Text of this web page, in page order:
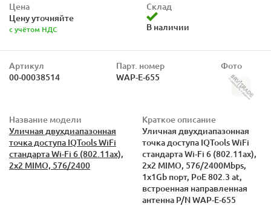
Цена
Цену уточняйте
с учётом НДС
Склад
В наличии
Артикул
00-00038514
Парт. номер
WAP-E-655
Фото
Название модели
Уличная двухдиапазонная
точка доступа IQTools WiFi
стандарта Wi-Fi 6 (802.11ax),
2x2 MIMO, 576/2400
Краткое описание
Уличная двухдиапазонная
точка доступа IQTools WiFi
стандарта Wi-Fi 6 (802.11ax),
2x2 MIMO, 576/2400Mbps,
1х1Gb порт, PoE 802.3 at,
встроенная направленная
антенна P/N WAP-E-655